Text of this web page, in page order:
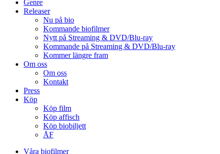
Genre
Releaser
Nu på bio
Kommande biofilmer
Nytt på Streaming & DVD/Blu-ray
Kommande på Streaming & DVD/Blu-ray
Kommer längre fram
Om oss
Om oss
Kontakt
Press
Köp
Köp film
Köp affisch
Köp biobiljett
ÅF
Våra biofilmer